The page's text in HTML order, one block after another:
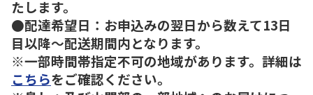
たします。
●配達希望日：お申込みの翌日から数えて13日
目以降～配送期間内となります。
※一部時間帯指定不可の地域があります。詳細は
こちらをご確認ください。